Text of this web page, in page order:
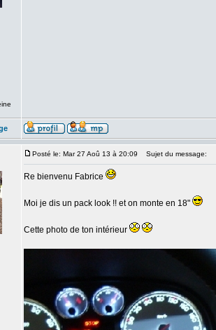
Posté le: Mar 27 Aoû 13 à 20:09 Sujet du message:
Re bienvenu Fabrice
Moi je dis un pack look !! et on monte en 18"
Cette photo de ton intérieur